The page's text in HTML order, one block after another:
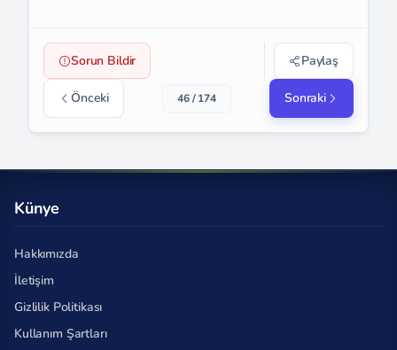
Sorun Bildir Paylaş
Önceki 46 / 174 Sonraki
Künye
Hakkımızda
İletişim
Gizlilik Politikası
Kullanım Şartları